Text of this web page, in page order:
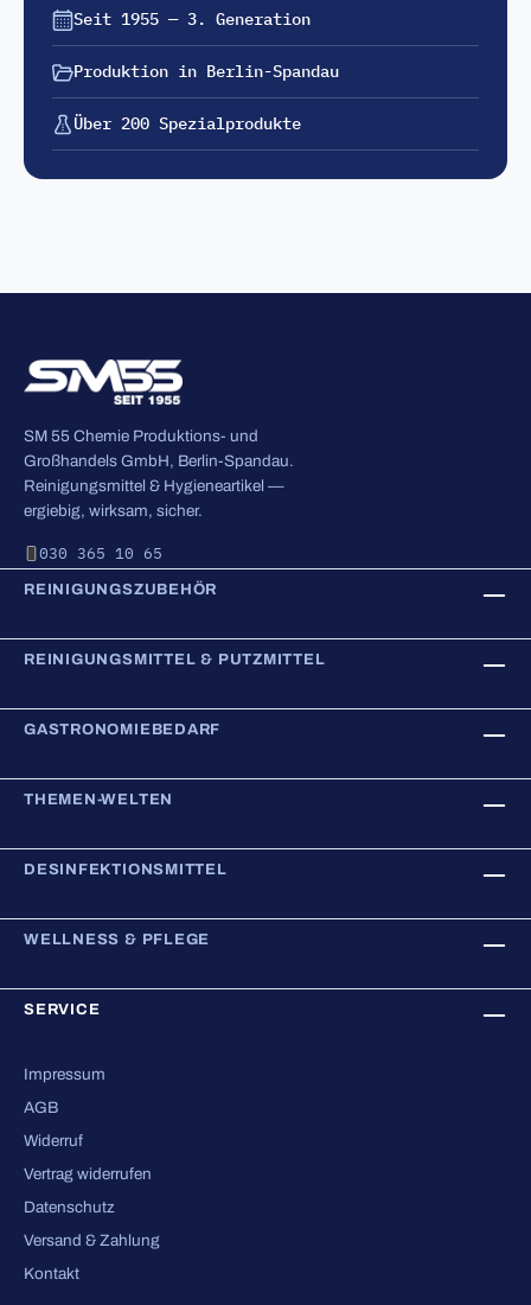
Seit 1955 — 3. Generation
Produktion in Berlin-Spandau
Über 200 Spezialprodukte
SM 55 Chemie Produktions- und
Großhandels GmbH, Berlin-Spandau.
Reinigungsmittel & Hygieneartikel —
ergiebig, wirksam, sicher.
030 365 10 65
REINIGUNGSZUBEHÖR
REINIGUNGSMITTEL & PUTZMITTEL
GASTRONOMIEBEDARF
THEMEN-WELTEN
DESINFEKTIONSMITTEL
WELLNESS & PFLEGE
SERVICE
Impressum
AGB
Widerruf
Vertrag widerrufen
Datenschutz
Versand & Zahlung
Kontakt